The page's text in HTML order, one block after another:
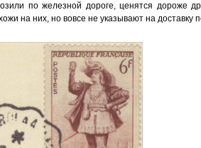
по железной дороге, ценятся дороже
на них, но вовсе не указывают на доставку